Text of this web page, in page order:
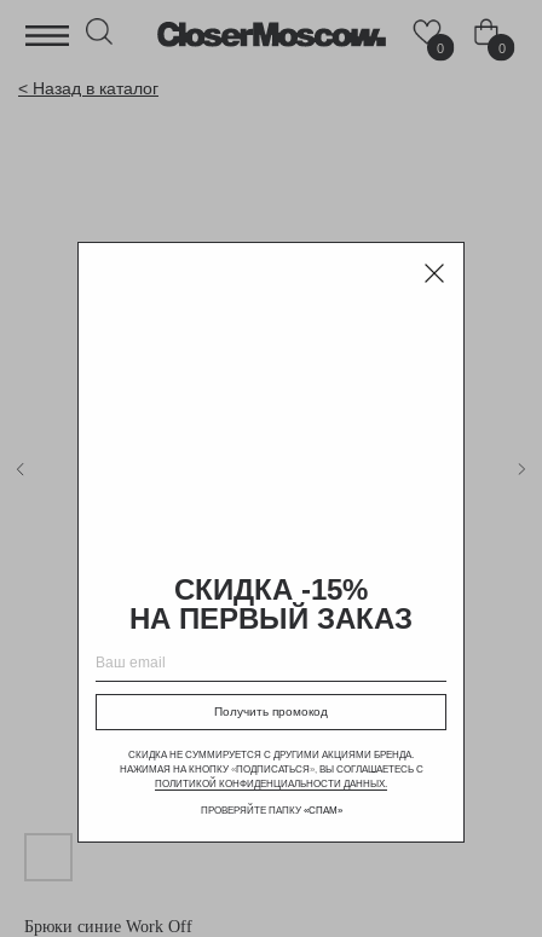
0 0
< Назад в каталог
Брюки синие Work Off
Получить промокод
ПРОВЕРЯЙТЕ ПАПКУ «СПАМ»
СКИДКА НЕ СУММИРУЕТСЯ С ДРУГИМИ АКЦИЯМИ БРЕНДА.
НАЖИМАЯ НА КНОПКУ «ПОДПИСАТЬСЯ», ВЫ СОГЛАШАЕТЕСЬ С
ПОЛИТИКОЙ КОНФИДЕНЦИАЛЬНОСТИ ДАННЫХ.
НА ПЕРВЫЙ ЗАКАЗ
СКИДКА -15%